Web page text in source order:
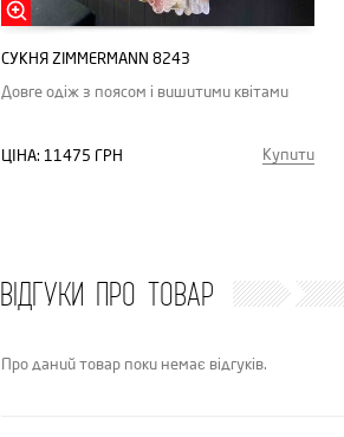
СУКНЯ ZIMMERMANN 8243
Довге одіж з поясом і вишитими квітами
ЦІНА: 11475 ГРН Купити
ВІДГУКИ ПРО ТОВАР
Про даний товар поки немає відгуків.